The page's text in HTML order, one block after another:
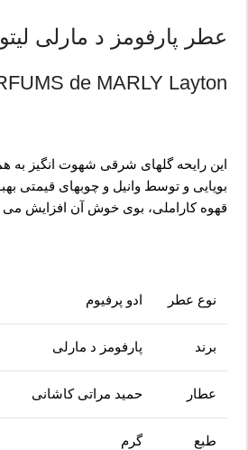
عطر پارفومز د مارلی
de MARLY Layton
این رایحه گلهای شرقی شهوت انگیز به
بویایی و توسط وانیل و چوبهای قیمتی
قهوه کاراملی، بوی خوش آن افزایش می
نوع عطر ادو پرفیوم
برند پارفومز د مارلی
عطار حمید مراتی کاشانی
طبع گرم